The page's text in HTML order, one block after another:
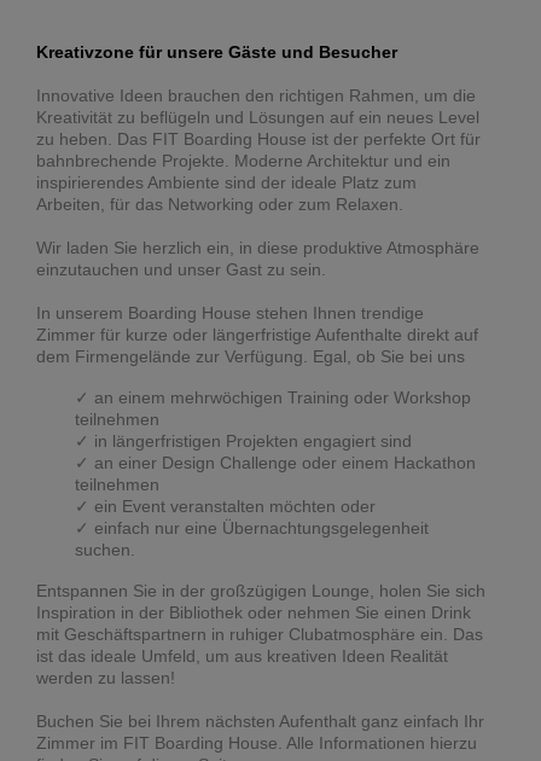
Kreativzone für unsere Gäste und Besucher
Innovative Ideen brauchen den richtigen Rahmen, um die
Kreativität zu beflügeln und Lösungen auf ein neues Level
zu heben. Das FIT Boarding House ist der perfekte Ort für
bahnbrechende Projekte. Moderne Architektur und ein
inspirierendes Ambiente sind der ideale Platz zum
Arbeiten, für das Networking oder zum Relaxen.
Wir laden Sie herzlich ein, in diese produktive Atmosphäre
einzutauchen und unser Gast zu sein.
In unserem Boarding House stehen Ihnen trendige
Zimmer für kurze oder längerfristige Aufenthalte direkt auf
dem Firmengelände zur Verfügung. Egal, ob Sie bei uns
an einem mehrwöchigen Training oder Workshop
teilnehmen
in längerfristigen Projekten engagiert sind
an einer Design Challenge oder einem Hackathon
teilnehmen
ein Event veranstalten möchten oder
einfach nur eine Übernachtungsgelegenheit
suchen.
Entspannen Sie in der großzügigen Lounge, holen Sie sich
Inspiration in der Bibliothek oder nehmen Sie einen Drink
mit Geschäftspartnern in ruhiger Clubatmosphäre ein. Das
ist das ideale Umfeld, um aus kreativen Ideen Realität
werden zu lassen!
Buchen Sie bei Ihrem nächsten Aufenthalt ganz einfach Ihr
Zimmer im FIT Boarding House. Alle Informationen hierzu